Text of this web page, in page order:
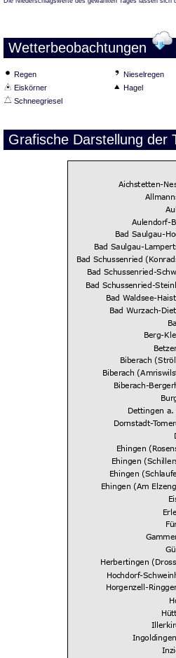
Wetterbeobachtungen
Regen Nieselregen
Eiskörner
Hagel
Schneegriesel
Grafische Darstellung der